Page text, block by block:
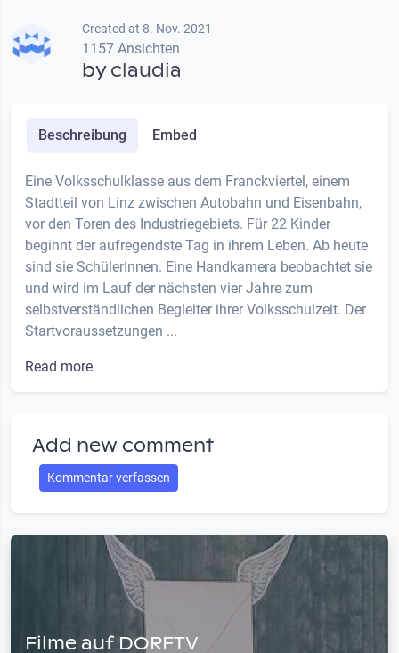
Created at 8. Nov. 2021
1157 Ansichten
byclaudia
Beschreibung Embed
Eine Volksschulklasse aus dem Franckviertel, einem
Stadtteil von Linz zwischen Autobahn und Eisenbahn,
vor den Toren des Industriegebiets. Für 22 Kinder
beginnt der aufregendste Tag in ihrem Leben. Ab heute
sind sie SchülerInnen. Eine Handkamera beobachtet sie
und wird im Lauf der nächsten vier Jahre zum
selbstverständlichen Begleiter ihrer Volksschulzeit. Der
Startvoraussetzungen ...
Read more
Add new comment
Kommentar verfassen
Filme auf DORFTV